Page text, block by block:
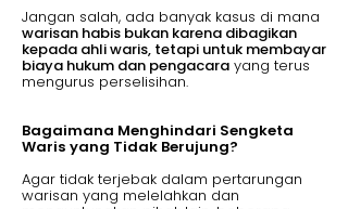
Jangan salah, ada banyak kasus di mana
warisan habis bukan karena dibagikan
kepada ahli waris, tetapi untuk membayar
biaya hukum dan pengacara yang terus
mengurus perselisihan.
Bagaimana Menghindari Sengketa
Waris yang Tidak Berujung?
Agar tidak terjebak dalam pertarungan
warisan yang melelahkan dan